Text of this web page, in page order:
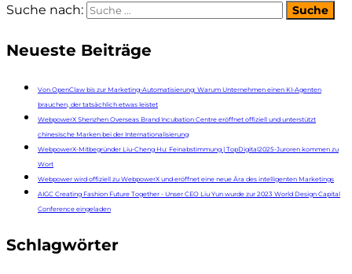
Suche nach:
Neueste Beiträge
Von OpenClaw bis zur Marketing-Automatisierung: Warum Unternehmen einen KI-Agenten
brauchen, der tatsächlich etwas leistet
WebpowerX Shenzhen Overseas Brand Incubation Centre eröffnet offiziell und unterstützt
chinesische Marken bei der Internationalisierung
WebpowerX-Mitbegründer Liu-Cheng Hu: Feinabstimmung | TopDigital2025-Juroren kommen zu
Wort
Webpower wird offiziell zu WebpowerX und eröffnet eine neue Ära des intelligenten Marketings
AIGC Creating Fashion Future Together - Unser CEO Liu Yun wurde zur 2023 World Design Capital
Conference eingeladen
Schlagwörter